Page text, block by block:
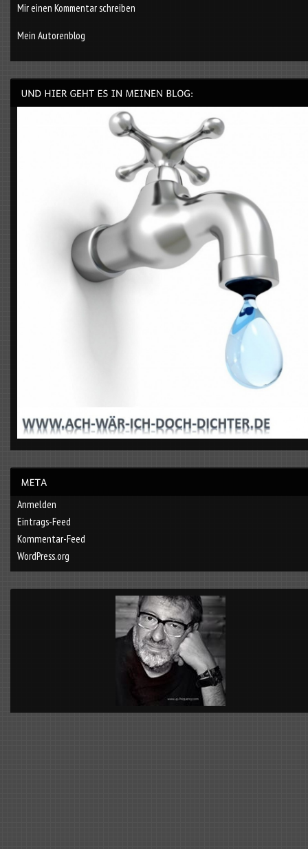
Mir einen Kommentar schreiben
Mein Autorenblog
Anmelden
Eintrags-Feed
Kommentar-Feed
WordPress.org